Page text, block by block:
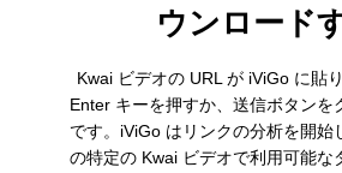
ウンロード
Kwai ビデオの URL が iViGo に貼
Enter キーを押すか、送信ボタンを
です。iViGo はリンクの分析を開始
の特定の Kwai ビデオで利用可能な